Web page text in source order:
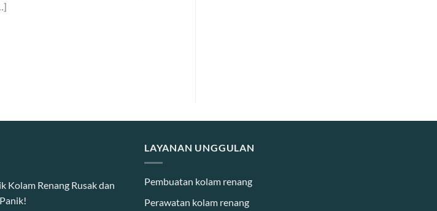
Kolam Renang Rusak dan
LAYANAN UNGGULAN
Pembuatan kolam renang
Perawatan kolam renang